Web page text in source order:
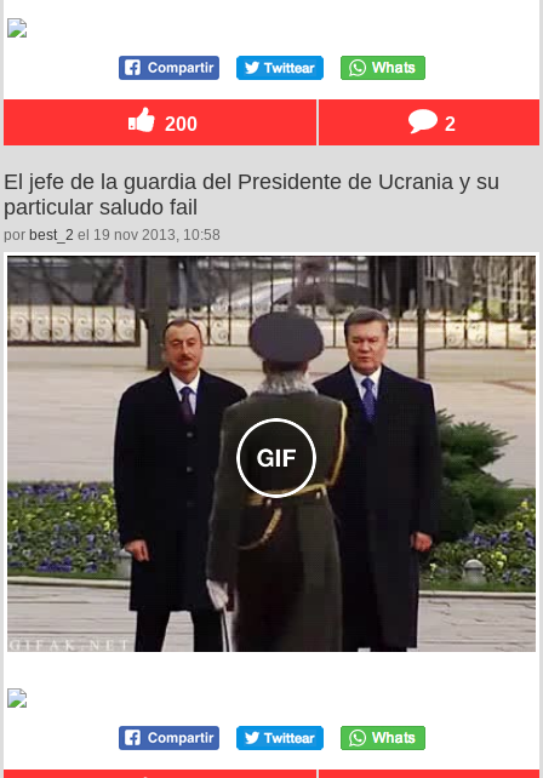
200 2
El jefe de la guardia del Presidente de Ucrania y su
particular saludo fail
por best_2 el 19 nov 2013, 10:58